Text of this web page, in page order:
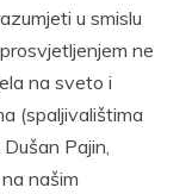
u smislu
ne
na sveto i
(spaljivalištima
Pajin,
našim